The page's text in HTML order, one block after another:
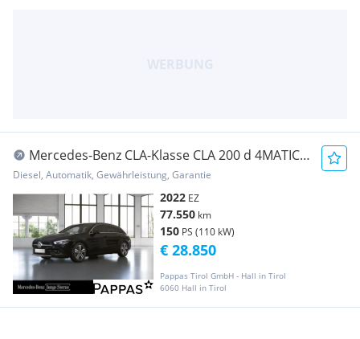
Mercedes-Benz CLA-Klasse CLA 200 d 4MATIC
Shooting Brake *Progressive Lin
Diesel, Automatik, Gewährleistung, Garantie
2022 EZ
77.550 km
150 PS (110 kW)
Pappas Tirol GmbH - Hall in Tirol
6060 Hall in Tirol
€ 28.850